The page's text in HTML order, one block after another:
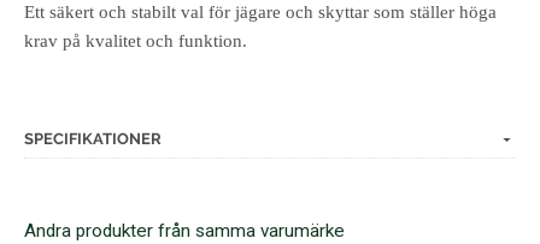
Ett säkert och stabilt val för jägare och skyttar som ställer höga
krav på kvalitet och funktion.
SPECIFIKATIONER
Andra produkter från samma varumärke